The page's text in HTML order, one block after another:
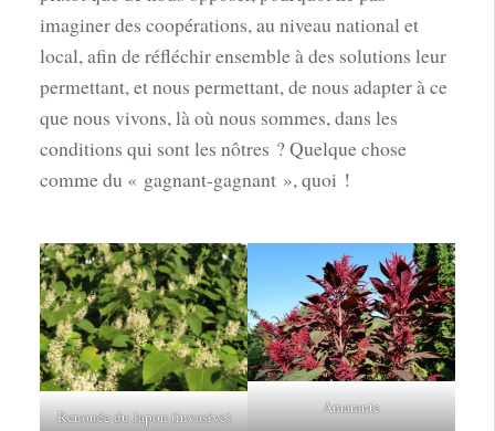
imaginer des coopérations, au niveau national et
local, afin de réfléchir ensemble à des solutions leur
permettant, et nous permettant, de nous adapter à ce
que nous vivons, là où nous sommes, dans les
conditions qui sont les nôtres ? Quelque chose
comme du « gagnant-gagnant », quoi !
Renouée du Japon (invasive) Amarante